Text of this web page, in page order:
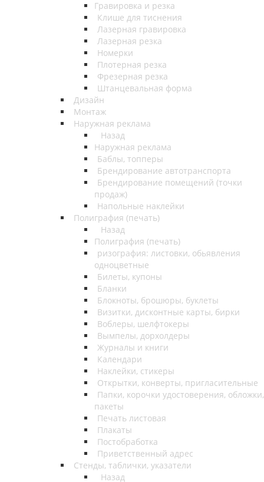
Гравировка и резка
Клише для тиснения
Лазерная гравировка
Лазерная резка
Номерки
Плотерная резка
Фрезерная резка
Штанцевальная форма
Дизайн
Монтаж
Наружная реклама
Назад
Наружная реклама
Баблы, топперы
Брендирование автотранспорта
Брендирование помещений (точки
продаж)
Напольные наклейки
Полиграфия (печать)
Назад
Полиграфия (печать)
ризография: листовки, обьявления
одноцветные
Билеты, купоны
Бланки
Блокноты, брошюры, буклеты
Визитки, дисконтные карты, бирки
Воблеры, шелфтокеры
Вымпелы, дорхолдеры
Журналы и книги
Календари
Наклейки, стикеры
Открытки, конверты, пригласительные
Папки, корочки удостоверения, обложки,
пакеты
Печать листовая
Плакаты
Постобработка
Приветственный адрес
Стенды, таблички, указатели
Назад